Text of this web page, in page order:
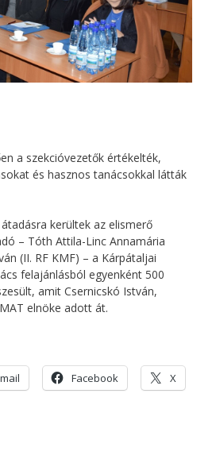
a szekcióvezetők értékelték,
és hasznos tanácsokkal látták
kerültek az elismerő
– Tóth Attila-Linc Annamária
(II. RF KMF) – a Kárpátaljai
felajánlásból egyenként 500
amit Csernicskó István,
elnöke adott át.
Facebook X